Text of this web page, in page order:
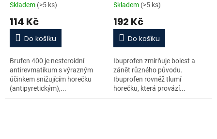
Skladem (>5 ks)
114 Kč
Do košíku
Brufen 400 je nesteroidní
antirevmatikum s výrazným
účinkem snižujícím horečku
(antipyretickým),...
Skladem (>5 ks)
192 Kč
Do košíku
Ibuprofen zmírňuje bolest a
zánět různého původu.
Ibuprofen rovněž tlumí
horečku, která provází...